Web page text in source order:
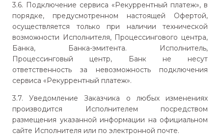
3.6. Подключение сервиса «Рекуррентный платеж», в
порядке, предусмотренном настоящей Офертой,
осуществляется только при наличии технической
возможности Исполнителя, Процессингового центра,
Банка, Банка-эмитента. Исполнитель,
Процессинговый центр, Банк не несут
ответственность за невозможность подключения
сервиса «Рекуррентный платеж».
3.7. Уведомление Заказчика о любых изменениях
производится Исполнителем посредством
размещения указанной информации на официальном
сайте Исполнителя или по электронной почте.